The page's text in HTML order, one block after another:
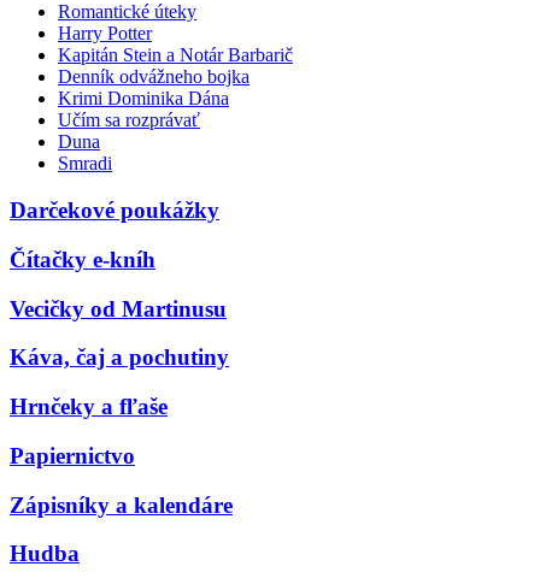
Romantické úteky
Harry Potter
Kapitán Stein a Notár Barbarič
Denník odvážneho bojka
Krimi Dominika Dána
Učím sa rozprávať
Duna
Smradi
Darčekové poukážky
Čítačky e-kníh
Vecičky od Martinusu
Káva, čaj a pochutiny
Hrnčeky a fľaše
Papiernictvo
Zápisníky a kalendáre
Hudba